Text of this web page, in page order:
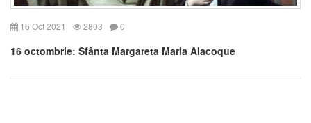
16 Oct 2021 2803 0
16 octombrie: Sfânta Margareta Maria Alacoque